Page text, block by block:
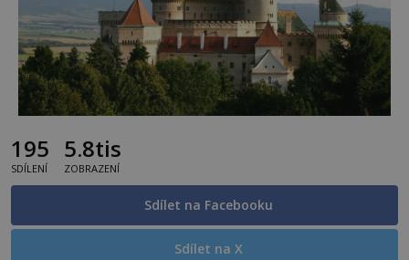
195
SDÍLENÍ
5.8tis
ZOBRAZENÍ
Sdílet na Facebooku
Sdílet na X